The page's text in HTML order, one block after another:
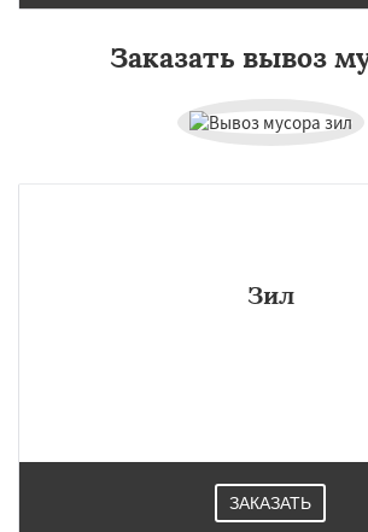
Заказать вывоз
Зил
ЗАКАЗАТЬ